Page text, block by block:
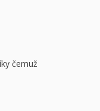
čemuž